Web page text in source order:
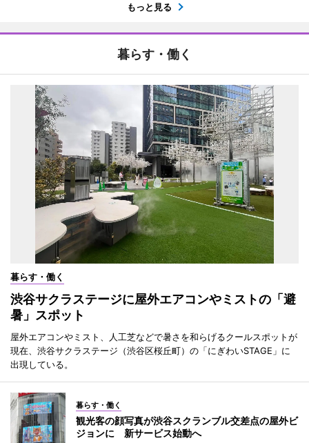
もっと見る
暮らす・働く
暮らす・働く
渋谷サクラステージに屋外エアコンやミストの「避
暑」スポット
屋外エアコンやミスト、人工芝などで暑さを和らげるクールスポットが
現在、渋谷サクラステージ（渋谷区桜丘町）の「にぎわいSTAGE」に
出現している。
暮らす・働く
観光客の顔写真が渋谷スクランブル交差点の屋外ビ
ジョンに 新サービス始動へ